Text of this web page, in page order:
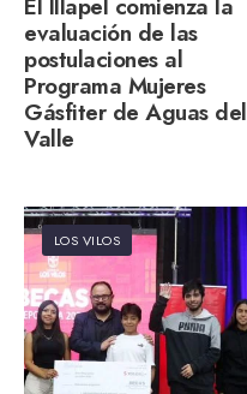
El Illapel comienza la
evaluación de las
postulaciones al
Programa Mujeres
Gásfiter de Aguas del
Valle
LOS VILOS